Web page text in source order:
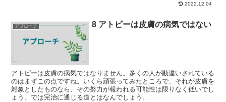
2022.12.04
アプローチ 8 アトピーは皮膚の病気ではない
アトピーは皮膚の病気ではなりません。多くの人が勘違いされている
のはまずこの点ですね。いくら頑張ってみたところで、それが皮膚を
対象としたものなら、その努力が報われる可能性は限りなく低いでし
ょう。では完治に通じる道とはなんでしょう。